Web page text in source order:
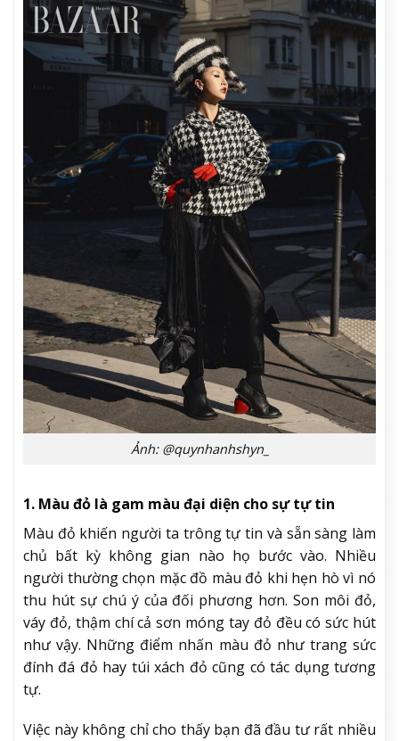
Ảnh: @quynhanhshyn_
1. Màu đỏ là gam màu đại diện cho sự tự tin
Màu đỏ khiến người ta trông tự tin và sẵn sàng làm
chủ bất kỳ không gian nào họ bước vào. Nhiều
người thường chọn mặc đồ màu đỏ khi hẹn hò vì nó
thu hút sự chú ý của đối phương hơn. Son môi đỏ,
váy đỏ, thậm chí cả sơn móng tay đỏ đều có sức hút
như vậy. Những điểm nhấn màu đỏ như trang sức
đính đá đỏ hay túi xách đỏ cũng có tác dụng tương
tự.
Việc này không chỉ cho thấy bạn đã đầu tư rất nhiều